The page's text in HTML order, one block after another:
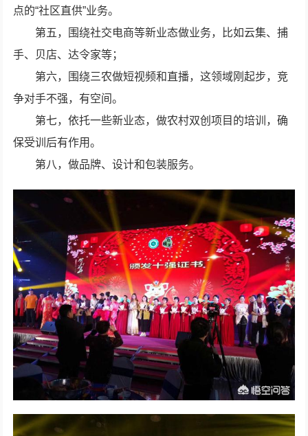
点的“社区直供”业务。
第五，围绕社交电商等新业态做业务，比如云集、捕
手、贝店、达令家等；
第六，围绕三农做短视频和直播，这领域刚起步，竞
争对手不强，有空间。
第七，依托一些新业态，做农村双创项目的培训，确
保受训后有作用。
第八，做品牌、设计和包装服务。